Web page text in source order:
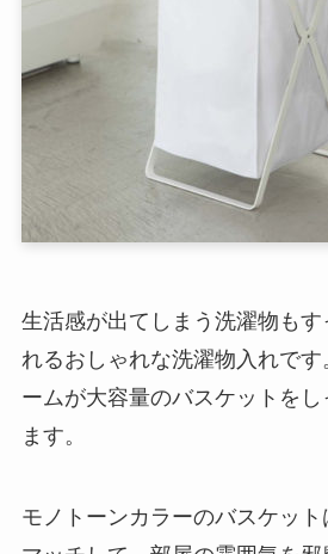
生活感が出てしまう洗濯物もす
れるおしゃれな洗濯物入れで
ームが大容量のバスケットを
ます。
モノトーンカラーのバスケッ